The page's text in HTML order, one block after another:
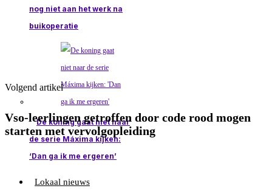
nog niet aan het werk na
buikoperatie
De koning gaat niet naar
de serie Máxima kijken:
‘Dan ga ik me ergeren’
Lokaal nieuws
Volgend artikel
Vso-leerlingen getroffen door code rood mogen
starten met vervolgopleiding